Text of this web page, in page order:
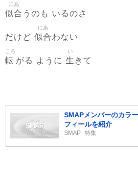
似合
にあ
うのも いるのさ
だけど 似合
にあ
わない
転
ころ
がる ように 生
い
きて
SMAPメンバーのカラ
フィールを紹介
SMAP 特集